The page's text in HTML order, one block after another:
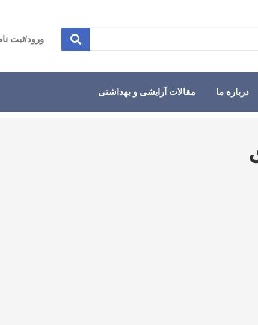
ورود/ثبت
درباره ما مقالات آرایشی و بهداشتی